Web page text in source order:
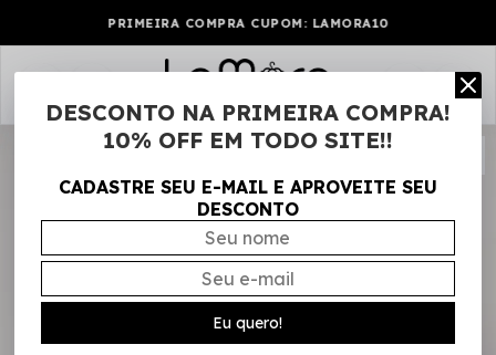
PRIMEIRA COMPRA CUPOM: LAMORA10
0
DESCONTO NA PRIMEIRA COMPRA!
10% OFF EM TODO SITE!!
CADASTRE SEU E-MAIL E APROVEITE SEU
DESCONTO
Eu quero!